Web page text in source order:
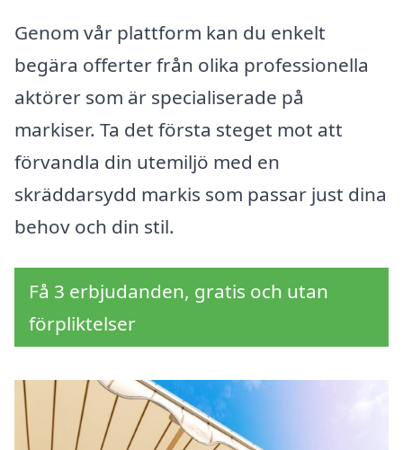
Genom vår plattform kan du enkelt
begära offerter från olika professionella
aktörer som är specialiserade på
markiser. Ta det första steget mot att
förvandla din utemiljö med en
skräddarsydd markis som passar just dina
behov och din stil.
Få 3 erbjudanden, gratis och utan
förpliktelser